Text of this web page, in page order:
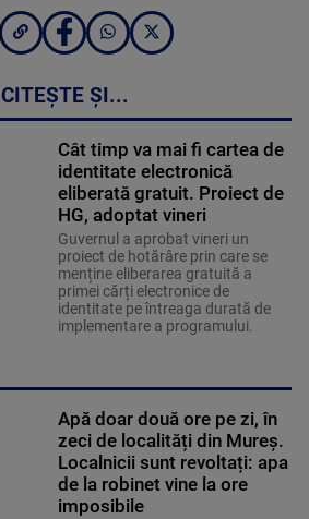
CITEȘTE ȘI...
Cât timp va mai fi cartea de
identitate electronică
eliberată gratuit. Proiect de
HG, adoptat vineri
Guvernul a aprobat vineri un
proiect de hotărâre prin care se
menține eliberarea gratuită a
primei cărți electronice de
identitate pe întreaga durată de
implementare a programului.
Apă doar două ore pe zi, în
zeci de localități din Mureș.
Localnicii sunt revoltați: apa
de la robinet vine la ore
imposibile